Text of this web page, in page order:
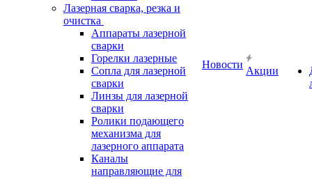
Лазерная сварка, резка и
очистка
Аппараты лазерной
сварки
Горелки лазерные
Сопла для лазерной
сварки
Линзы для лазерной
сварки
Ролики подающего
механизма для
лазерного аппарата
Каналы
направляющие для
Новости
Акции